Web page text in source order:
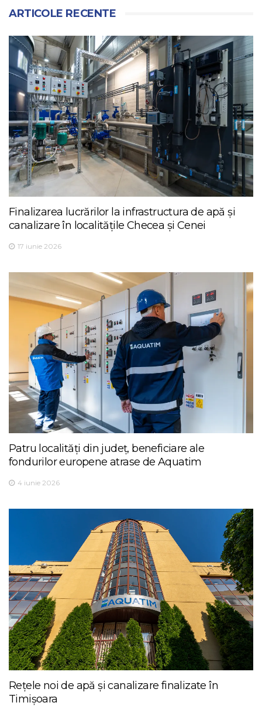
ARTICOLE RECENTE
Finalizarea lucrărilor la infrastructura de apă și
canalizare în localitățile Checea și Cenei
17 iunie 2026
Patru localități din județ, beneficiare ale
fondurilor europene atrase de Aquatim
4 iunie 2026
Rețele noi de apă și canalizare finalizate în
Timișoara